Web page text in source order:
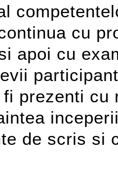
cu
apoi cu
prezenti cu
de scris si